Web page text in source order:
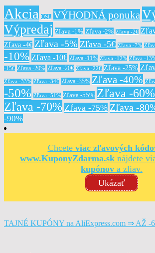
Akcia OSL VÝHODNÁ ponuka
Výpredaj Zľava -1% Zľava -2% Zľava -2€
Zľava -4€ Zľava -5% Zľava -5€ Zľava -7%
-10% Zľava -10€ Zľava -11% Zľava -12% Zľava -
-15€ Zľava -20% Zľava -20€ Zľava -22€ Zľava -25%
Zľava -33% Zľava -34€ Zľava -35% Zľava -40%
-50% Zľava -51% Zľava -55% Zľava -60%
Zľava -70% Zľava -75% Zľava -
-90%
Chcete viac zľavových
www.KuponyZdarma.sk nájdete
kupónov a zliav.
Ukázať
TAJNÉ KUPÓNY na AliExpress.com ⇒ AŽ -